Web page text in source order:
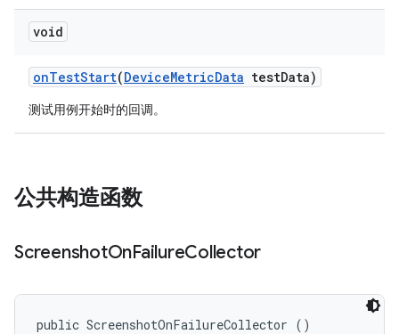
void
onTestStart(DeviceMetricData testData)
测试用例开始时的回调。
公共构造函数
ScreenshotOnFailureCollector
public ScreenshotOnFailureCollector ()